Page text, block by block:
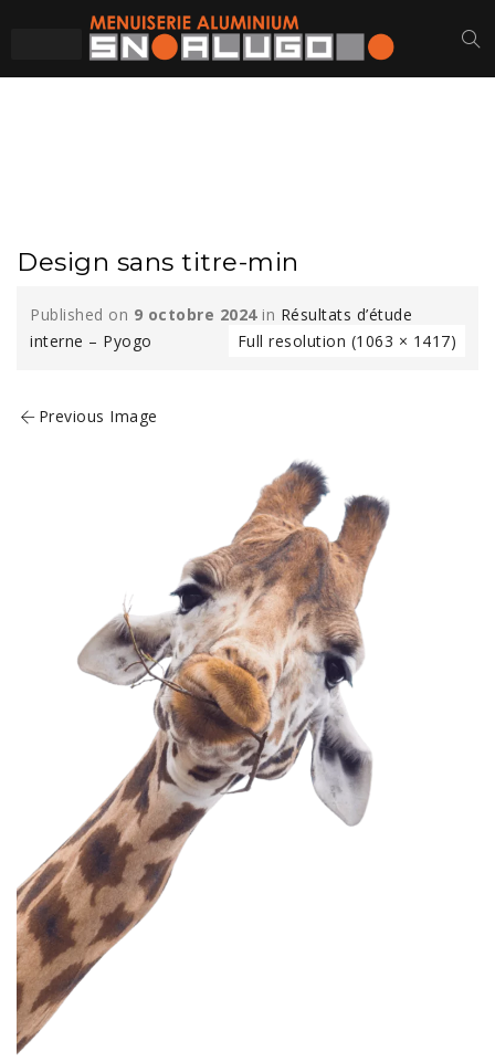
Design sans titre-min
Published on 9 octobre 2024in Résultats d’étude
interne – Pyogo
Full resolution (1063 × 1417)
Previous Image